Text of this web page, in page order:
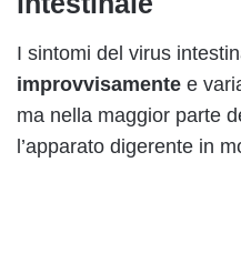
I sintomi del virus
improvvisamente e
ma nella maggior parte
l’apparato digerente in